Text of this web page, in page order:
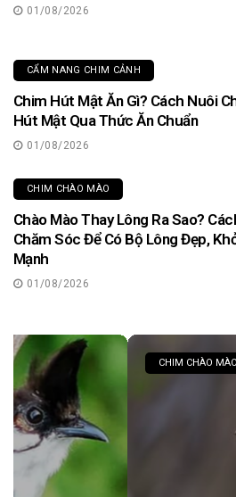
01/08/2026
CẨM NANG CHIM CẢNH
Chim Hút Mật Ăn Gì? Cách Nuôi
Hút Mật Qua Thức Ăn Chuẩn
01/08/2026
CHIM CHÀO MÀO
Chào Mào Thay Lông Ra Sao?
Chăm Sóc Để Có Bộ Lông Đẹp,
Mạnh
01/08/2026
CHIM CHÀO MÀO